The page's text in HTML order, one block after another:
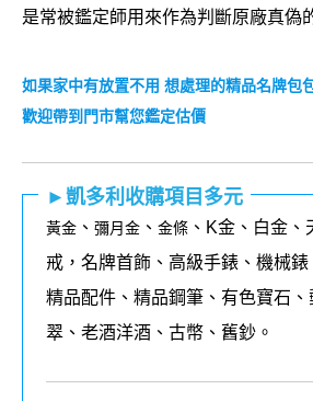
是常被鑑定師用來作為判斷原廠真偽
如果家中有放置不用 想處理的精品名牌包
歡迎帶到門市幫您鑑定估價
►凱多利收購項目多元
黃金 、 彌月金 、 金條 、K金、白金
戒，名牌首飾、高級手錶、機械錶
精品配件、精品鋼筆、有色寶石
翠、老酒洋酒、古幣、舊鈔。